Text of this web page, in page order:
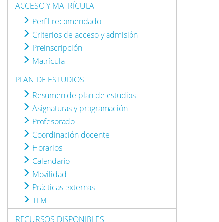
ACCESO Y MATRÍCULA
Perfil recomendado
Criterios de acceso y admisión
Preinscripción
Matrícula
PLAN DE ESTUDIOS
Resumen de plan de estudios
Asignaturas y programación
Profesorado
Coordinación docente
Horarios
Calendario
Movilidad
Prácticas externas
TFM
RECURSOS DISPONIBLES